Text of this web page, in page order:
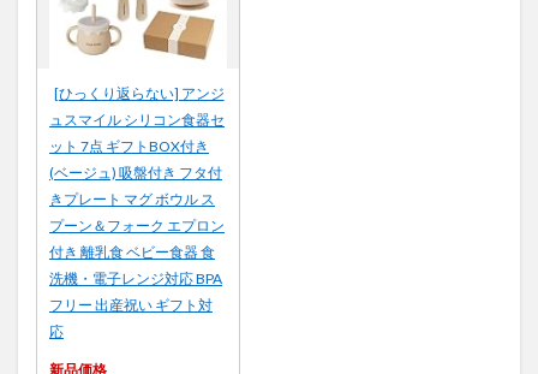
[ひっくり返らない] アンジ
ュスマイル シリコン食器セ
ット 7点 ギフトBOX付き
(ベージュ) 吸盤付き フタ付
きプレート マグ ボウル ス
プーン＆フォーク エプロン
付き 離乳食 ベビー食器 食
洗機・電子レンジ対応 BPA
フリー 出産祝い ギフト対
応
新品価格